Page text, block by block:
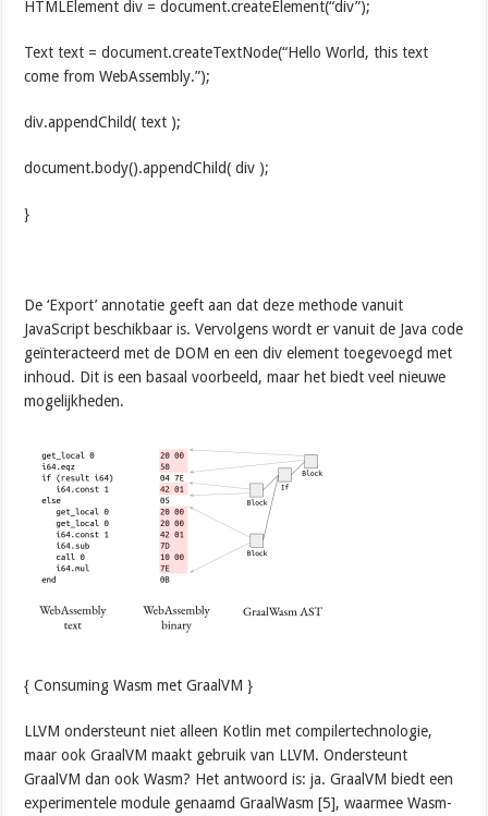
HTMLElement div = document.createElement(“div”);
Text text = document.createTextNode(“Hello World, this text
come from WebAssembly.”);
div.appendChild( text );
document.body().appendChild( div );
}
De ‘Export’ annotatie geeft aan dat deze methode vanuit
JavaScript beschikbaar is. Vervolgens wordt er vanuit de Java code
geïnteracteerd met de DOM en een div element toegevoegd met
inhoud. Dit is een basaal voorbeeld, maar het biedt veel nieuwe
mogelijkheden.
{ Consuming Wasm met GraalVM }
LLVM ondersteunt niet alleen Kotlin met compilertechnologie,
maar ook GraalVM maakt gebruik van LLVM. Ondersteunt
GraalVM dan ook Wasm? Het antwoord is: ja. GraalVM biedt een
experimentele module genaamd GraalWasm [5], waarmee Wasm-